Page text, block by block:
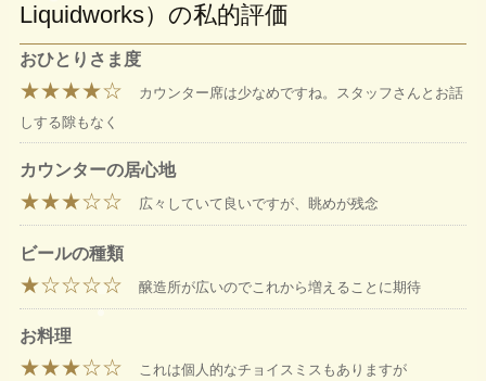
Liquidworks）の私的評価
おひとりさま度
★★★★☆
カウンター席は少なめですね。スタッフさんとお話
しする隙もなく
カウンターの居心地
★★★☆☆ 広々していて良いですが、眺めが残念
ビールの種類
★☆☆☆☆ 醸造所が広いのでこれから増えることに期待
お料理
★★★☆☆ これは個人的なチョイスミスもありますが